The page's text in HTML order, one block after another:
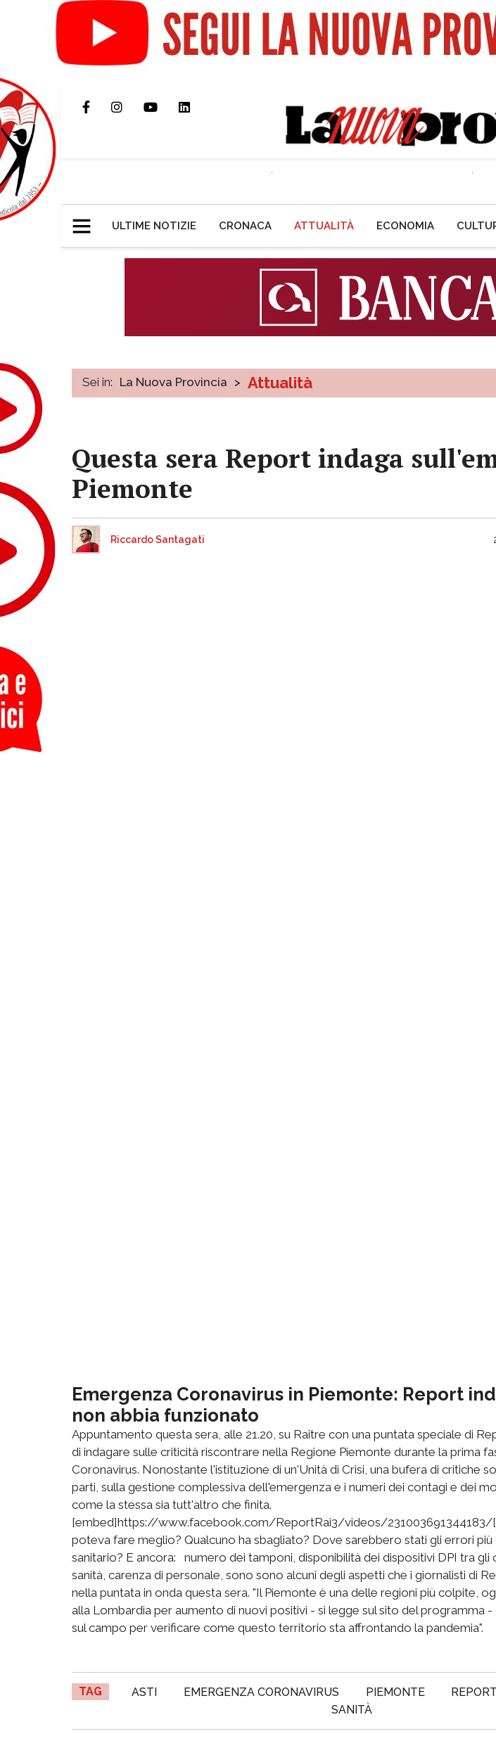
ULTIME NOTIZIE CRONACA ATTUALITÀ ECONOMIA
Sei in: La Nuova Provincia > Attualità
Questa sera Report indaga
Piemonte
Riccardo Santagati
Emergenza Coronavirus in Piemonte: Report
non abbia funzionato
Appuntamento questa sera, alle 21.20, su Raitre con una puntata speciale di
di indagare sulle criticità riscontrare nella Regione Piemonte durante la prima
Coronavirus. Nonostante l'istituzione di un'Unità di Crisi, una bufera di critiche
parti, sulla gestione complessiva dell'emergenza e i numeri dei contagi e dei
come la stessa sia tutt'altro che finita.
[embed]https://www.facebook.com/ReportRai3/videos/
poteva fare meglio? Qualcuno ha sbagliato? Dove sarebbero stati gli errori più
sanitario? E ancora: numero dei tamponi, disponibilità dei dispositivi DPI tra gli
sanità, carenza di personale, sono sono alcuni degli aspetti che i giornalisti di
nella puntata in onda questa sera. "Il Piemonte è una delle regioni più colpite,
alla Lombardia per aumento di nuovi positivi - si legge sul sito del programma
sul campo per verificare come questo territorio sta affrontando la pandemia".
TAG ASTI EMERGENZA CORONAVIRUS PIEMONTE REPORT
SANITÀ